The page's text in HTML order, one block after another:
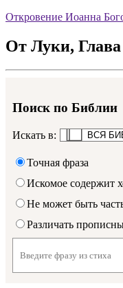
Откровение Иоанна
От Луки, Глава
Поиск по Библии
Искать в:
Точная фраза
Искомое содержит
Не может быть
Различать